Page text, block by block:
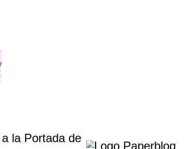
la Portada de